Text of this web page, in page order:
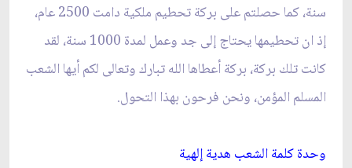
سنة، كما حصلتم على بركة تحطيم ملكية دامت 2500 عام،
إذ ان تحطيمها يحتاج إلى جد وعمل لمدة 1000 سنة، لقد
كانت تلك بركة، بركة أعطاها الله تبارك وتعالى لكم أيها الشعب
المسلم المؤمن، ونحن فرحون بهذا التحول.
وحدة كلمة الشعب هدية إلهية